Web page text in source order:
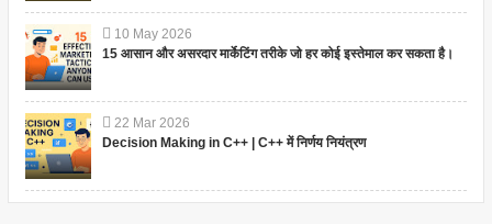
10 May 2026
15 आसान और असरदार मार्केटिंग तरीके जो हर कोई इस्तेमाल कर सकता है।
22 Mar 2026
Decision Making in C++ | C++ में निर्णय नियंत्रण